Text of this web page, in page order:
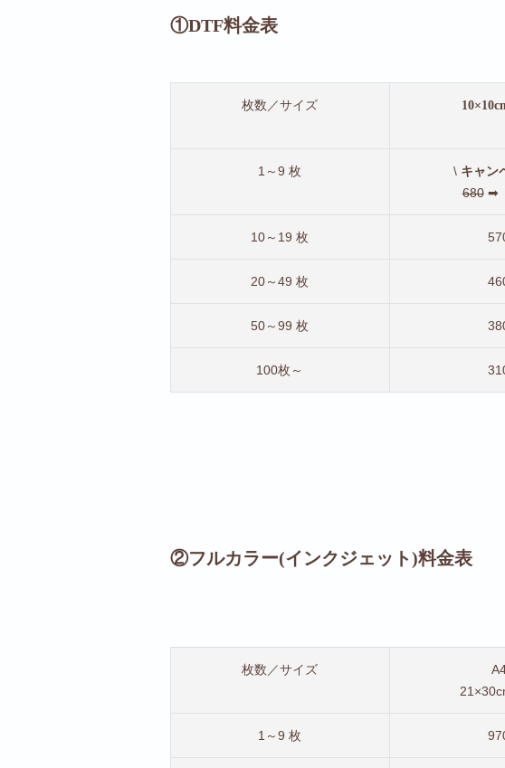
①DTF料金表
枚数／サイズ
1～9 枚 \ キャン
680➡
10～19 枚
20～49 枚
50～99 枚
100枚～
②フルカラー(インクジェット)料金表
枚数／サイズ
1～9 枚